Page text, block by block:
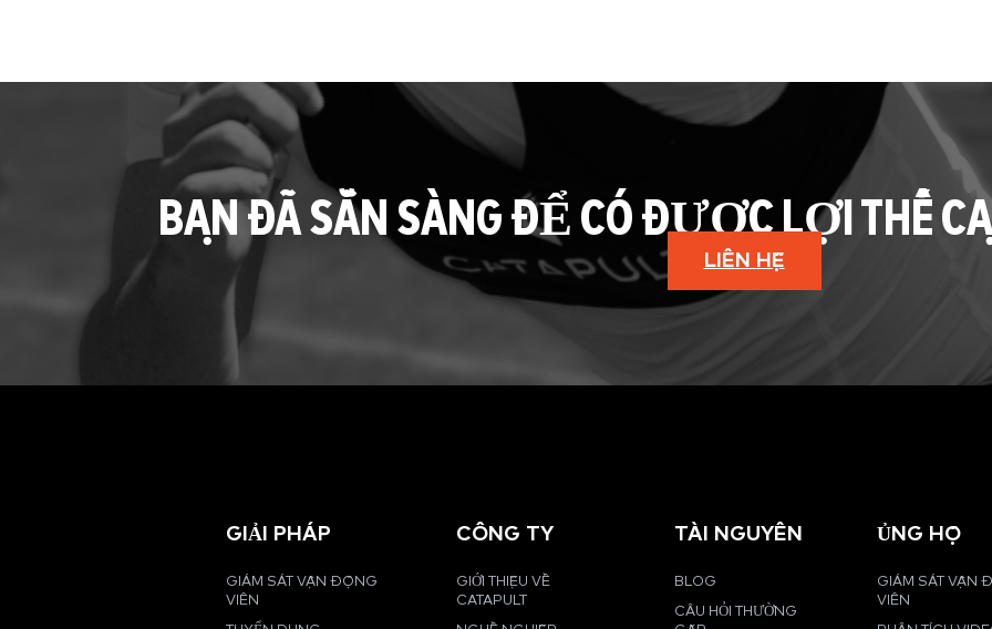
BẠN ĐÃ SẴN SÀNG ĐỂ CÓ ĐƯỢC LỢI THẾ
LIÊN HỆ
GIẢI PHÁP
GIÁM SÁT VẬN ĐỘNG
VIÊN
CÔNG TY
GIỚI THIỆU VỀ
CATAPULT
TÀI NGUYÊN
BLOG
CÂU HỎI THƯỜNG
ỦNG HỘ
GIÁM SÁT VẬN
VIÊN